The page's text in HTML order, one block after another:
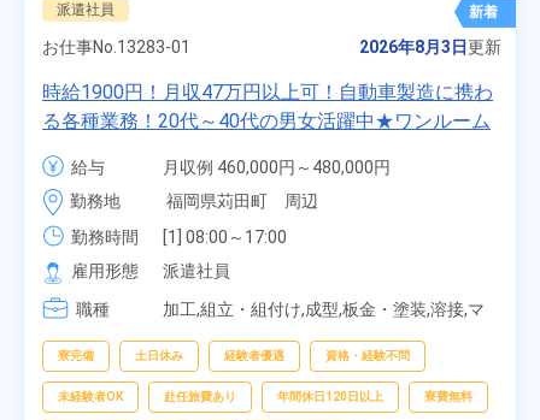
派遣社員 新着
お仕事No. 13283-01 2026年8月3日更新
時給1900円！月収47万円以上可！自動車製造に携わ
る各種業務！20代～40代の男女活躍中★ワンルーム
寮無料！マイカー通勤OK！無料駐車場あり！赴任旅
費会社負担！社員食堂あり！日払いあり！土日休
み！特別賞与90万円支給！《福岡県京都郡苅田町》
給与
月収例 460,000円～480,000円
時給 1,900円～1,900円
勤務地
福岡県苅田町　周辺
勤務時間
[1] 08:00～17:00
[2] 20:00～05:00
[3] 06:30～15:00
[4] 14:30～23:00
雇用形態
派遣社員
職種
加工,組立・組付け,成型,板金・塗装,溶接,マ
査,物流・配送
寮完備 土日休み 経験者優遇 資格・経験不問
未経験者OK 赴任旅費あり 年間休日120日以上 寮費無料